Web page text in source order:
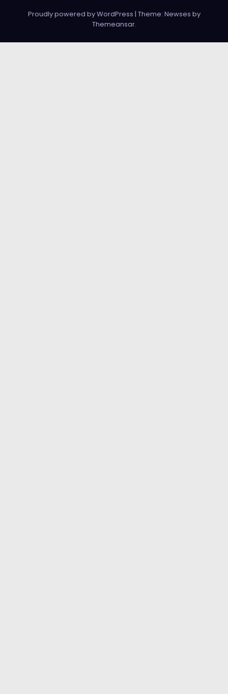
Proudly powered by WordPress | Theme: Newses by
Themeansar.